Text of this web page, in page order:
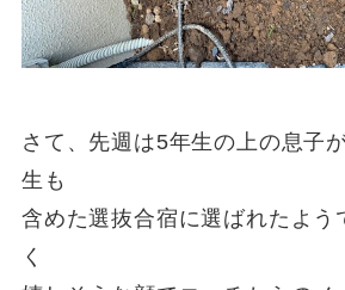
さて、先週は5年生の上の息子
生も
含めた選抜合宿に選ばれたよう
く